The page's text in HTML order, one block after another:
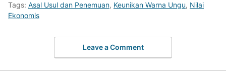
Tags: Asal Usul dan Penemuan, Keunikan Warna Ungu, Nilai
Ekonomis
Leave a Comment